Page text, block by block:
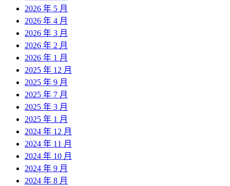
2026 年 5 月
2026 年 4 月
2026 年 3 月
2026 年 2 月
2026 年 1 月
2025 年 12 月
2025 年 9 月
2025 年 7 月
2025 年 3 月
2025 年 1 月
2024 年 12 月
2024 年 11 月
2024 年 10 月
2024 年 9 月
2024 年 8 月